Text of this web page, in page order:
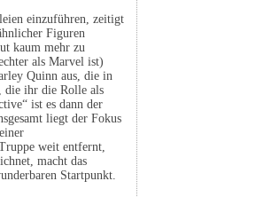
einzuführen, zeitigt
Figuren
kaum mehr zu
als Marvel ist)
Quinn aus, die in
die ihr die Rolle als
ist es dann der
liegt der Fokus
weit entfernt,
macht das
Startpunkt.